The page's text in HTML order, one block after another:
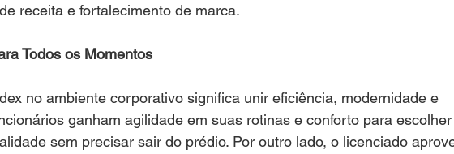
receita e fortalecimento de marca.
Todos os Momentos
no ambiente corporativo significa unir eficiência, modernidade e
ganham agilidade em suas rotinas e conforto para escolher
sem precisar sair do prédio. Por outro lado, o licenciado